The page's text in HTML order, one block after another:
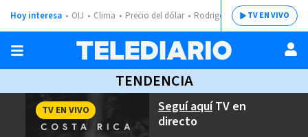
Hoy interesa OIJ Clima Precio del dólar Rodrigo ChavesTV EN VIVO
TENDENCIA
Seguí aquíTV en
directo
TV EN VIVO